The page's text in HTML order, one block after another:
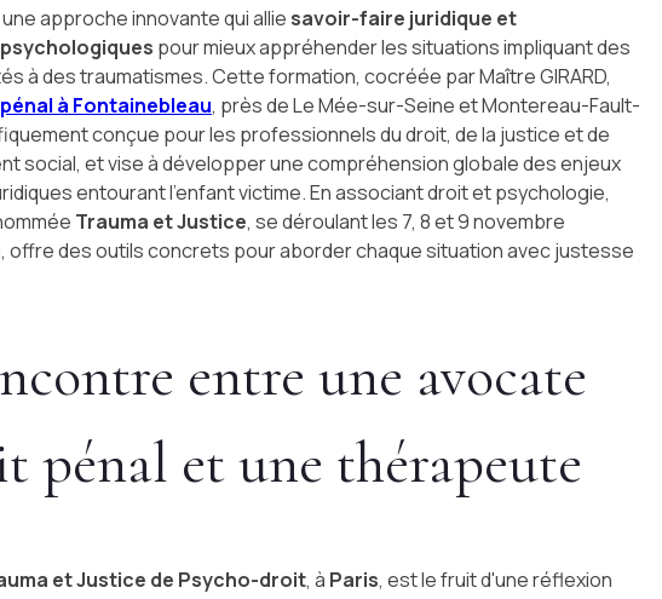
approche innovante qui allie savoir-faire juridique et
pour mieux appréhender les situations impliquant des
à des traumatismes. Cette formation, cocréée par Maître GIRARD,
à Fontainebleau, près de Le Mée-sur-Seine et Montereau-Fault-
conçue pour les professionnels du droit, de la justice et de
social, et vise à développer une compréhension globale des enjeux
entourant l'enfant victime. En associant droit et psychologie,
Trauma et Justice, se déroulant les 7, 8 et 9 novembre
offre des outils concrets pour aborder chaque situation avec justesse
entre une avocate
pénal et une thérapeute
et Justice de Psycho-droit, à Paris, est le fruit d'une réflexion